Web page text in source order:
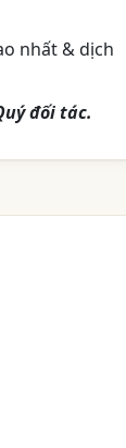
nhất & dịch
đối tác.